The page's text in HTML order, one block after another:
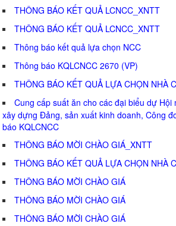
THÔNG BÁO KẾT QUẢ LCNCC_XNTT
THÔNG BÁO KẾT QUẢ LCNCC_XNTT
Thông báo kết quả lựa chọn NCC
Thông báo KQLCNCC 2670 (VP)
THÔNG BÁO KẾT QUẢ LỰA CHỌN NHÀ
Cung cấp suất ăn cho các đại biểu dự Hội
xây dựng Đảng, sản xuất kinh doanh, Công
báo KQLCNCC
THÔNG BÁO MỜI CHÀO GIÁ_XNTT
THÔNG BÁO KẾT QUẢ LỰA CHỌN NHÀ
THÔNG BÁO MỜI CHÀO GIÁ
THÔNG BÁO MỜI CHÀO GIÁ
THÔNG BÁO MỜI CHÀO GIÁ